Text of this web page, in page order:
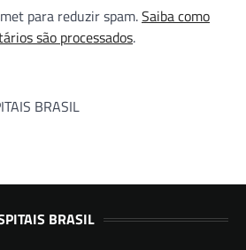
para reduzir spam.Saiba como
são processados.
BRASIL
BRASIL